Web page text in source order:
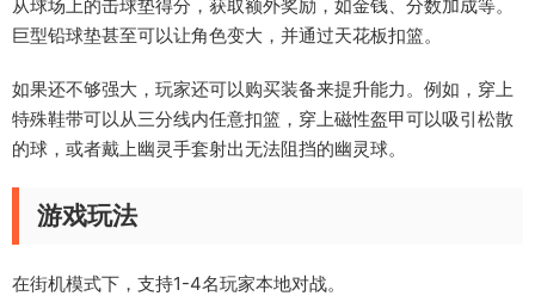
从球场上的击球垫得分，获取额外奖励，如金钱、分数加成等。
巨型铅球垫甚至可以让角色变大，并通过天花板扣篮。
如果还不够强大，玩家还可以购买装备来提升能力。例如，穿上
特殊鞋带可以从三分线内任意扣篮，穿上磁性盔甲可以吸引松散
的球，或者戴上幽灵手套射出无法阻挡的幽灵球。
游戏玩法
在街机模式下，支持1-4名玩家本地对战。